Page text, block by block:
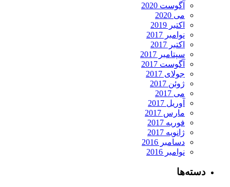
آگوست 2020
می 2020
اکتبر 2019
نوامبر 2017
اکتبر 2017
سپتامبر 2017
آگوست 2017
جولای 2017
ژوئن 2017
می 2017
آوریل 2017
مارس 2017
فوریه 2017
ژانویه 2017
دسامبر 2016
نوامبر 2016
دسته‌ها